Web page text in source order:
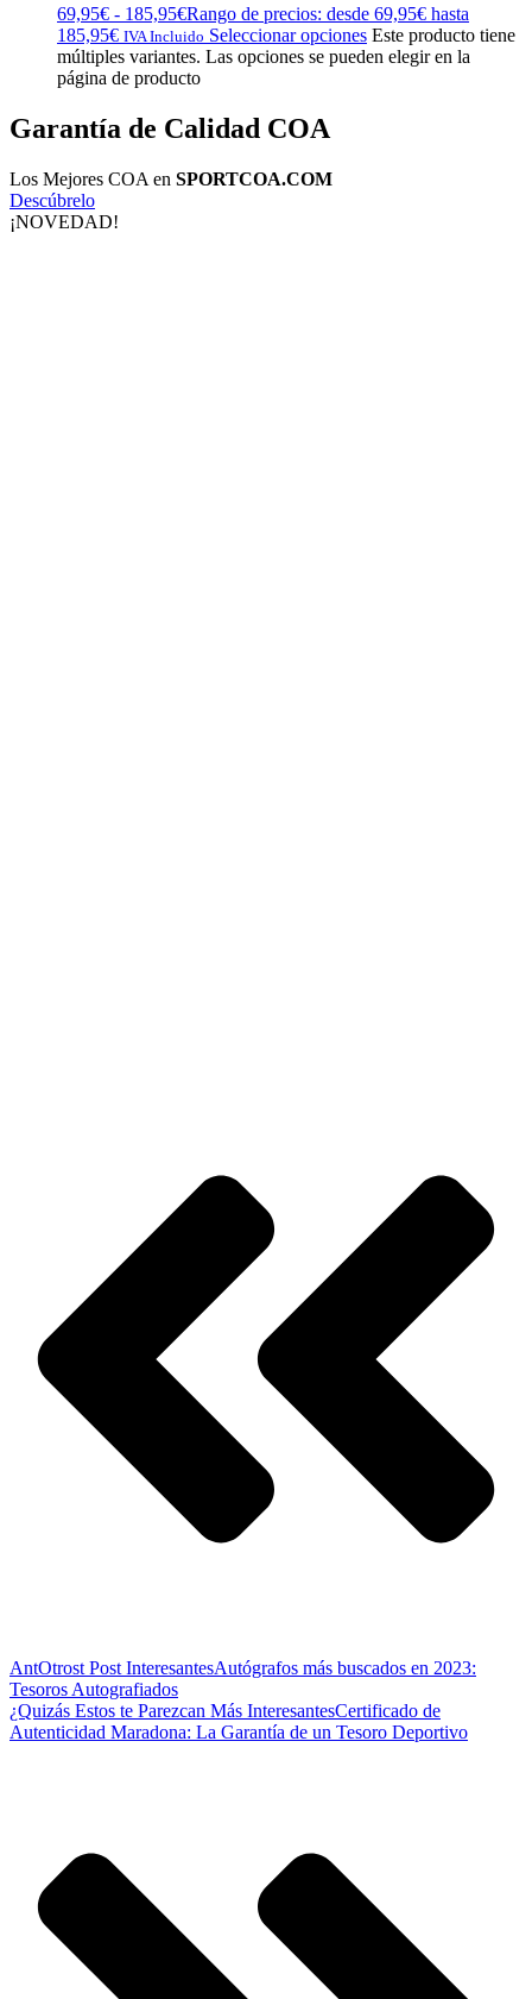
69,95€ - 185,95€Rango de precios: desde 69,95€ hasta
185,95€ IVA Incluido Seleccionar opciones Este producto tiene
múltiples variantes. Las opciones se pueden elegir en la
página de producto
Garantía de Calidad COA
Los Mejores COA en SPORTCOA.COM
Descúbrelo
¡NOVEDAD!
AntOtrost Post InteresantesAutógrafos más buscados en 2023:
Tesoros Autografiados
¿Quizás Estos te Parezcan Más InteresantesCertificado de
Autenticidad Maradona: La Garantía de un Tesoro Deportivo